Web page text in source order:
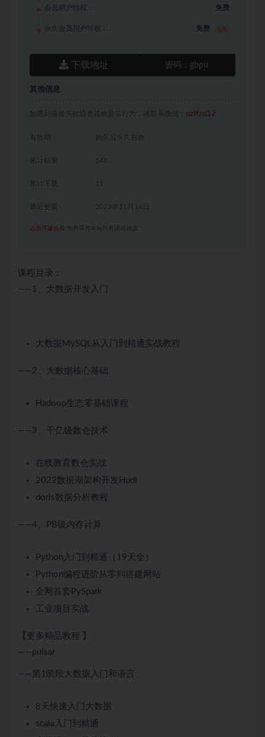
会员用户特权： 免费
永久会员用户特权： 免费
下载地址 密码： gbpu
其他信息
如遇到链接失效或者其他异常行为，请联系微信： qzffzq12
有效期 购买后永久有效
累计销量 148
累计下载 11
2023年11月16日
点击开通会员 免费享有本站所有课程资源
课程目录：
——1、大数据开发入门
大数据MySQL从入门到精通实战教程
——2、大数据核心基础
Hadoop生态零基础课程
——3、千亿级数仓技术
在线教育数仓实战
2022数据湖架构开发Hudi
doris数据分析教程
——4、PB级内存计算
Python入门到精通（19天全）
Python编程进阶从零到搭建网站
全网首套PySpark
工业项目实战
【更多精品教程 】
——pulsar
——第1阶段大数据入门和语言
8天快速入门大数据
scala入门到精通